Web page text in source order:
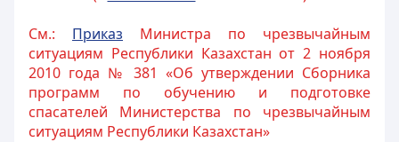
См.: Приказ Министра по чрезвычайным
ситуациям Республики Казахстан от 2 ноября
2010 года № 381 «Об утверждении Сборника
программ по обучению и подготовке
спасателей Министерства по чрезвычайным
ситуациям Республики Казахстан»